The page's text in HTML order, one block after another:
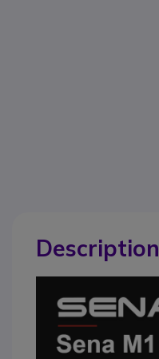
Description